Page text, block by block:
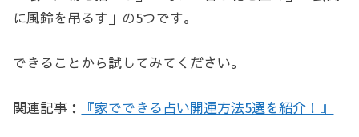
に風鈴を吊るす」の5つです。
できることから試してみてください。
関連記事： 『家でできる占い開運方法5選を紹介！』